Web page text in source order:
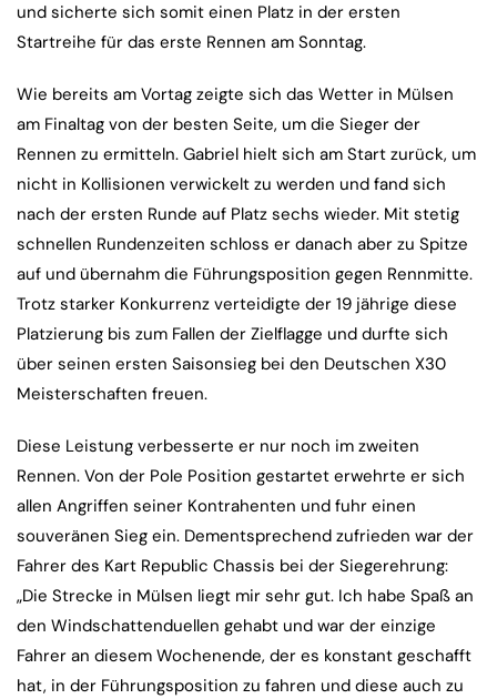
und sicherte sich somit einen Platz in der ersten
Startreihe für das erste Rennen am Sonntag.
Wie bereits am Vortag zeigte sich das Wetter in Mülsen
am Finaltag von der besten Seite, um die Sieger der
Rennen zu ermitteln. Gabriel hielt sich am Start zurück, um
nicht in Kollisionen verwickelt zu werden und fand sich
nach der ersten Runde auf Platz sechs wieder. Mit stetig
schnellen Rundenzeiten schloss er danach aber zu Spitze
auf und übernahm die Führungsposition gegen Rennmitte.
Trotz starker Konkurrenz verteidigte der 19 jährige diese
Platzierung bis zum Fallen der Zielflagge und durfte sich
über seinen ersten Saisonsieg bei den Deutschen X30
Meisterschaften freuen.
Diese Leistung verbesserte er nur noch im zweiten
Rennen. Von der Pole Position gestartet erwehrte er sich
allen Angriffen seiner Kontrahenten und fuhr einen
souveränen Sieg ein. Dementsprechend zufrieden war der
Fahrer des Kart Republic Chassis bei der Siegerehrung:
„Die Strecke in Mülsen liegt mir sehr gut. Ich habe Spaß an
den Windschattenduellen gehabt und war der einzige
Fahrer an diesem Wochenende, der es konstant geschafft
hat, in der Führungsposition zu fahren und diese auch zu